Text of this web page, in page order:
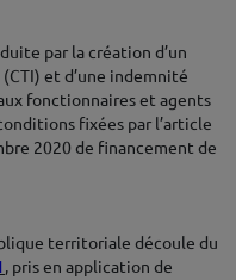
par la création d’un
et d’une indemnité
fonctionnaires et agents
fixées par l’article
2020 de financement de
territoriale découle du
, pris en application de